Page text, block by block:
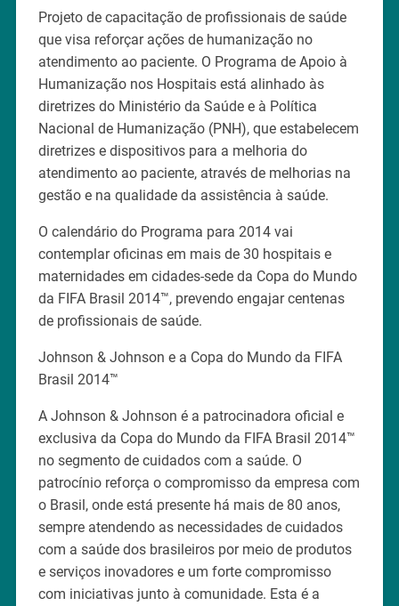
Projeto de capacitação de profissionais de saúde
que visa reforçar ações de humanização no
atendimento ao paciente. O Programa de Apoio à
Humanização nos Hospitais está alinhado às
diretrizes do Ministério da Saúde e à Política
Nacional de Humanização (PNH), que estabelecem
diretrizes e dispositivos para a melhoria do
atendimento ao paciente, através de melhorias na
gestão e na qualidade da assistência à saúde.
O calendário do Programa para 2014 vai
contemplar oficinas em mais de 30 hospitais e
maternidades em cidades-sede da Copa do Mundo
da FIFA Brasil 2014™, prevendo engajar centenas
de profissionais de saúde.
Johnson & Johnson e a Copa do Mundo da FIFA
Brasil 2014™
A Johnson & Johnson é a patrocinadora oficial e
exclusiva da Copa do Mundo da FIFA Brasil 2014™
no segmento de cuidados com a saúde. O
patrocínio reforça o compromisso da empresa com
o Brasil, onde está presente há mais de 80 anos,
sempre atendendo as necessidades de cuidados
com a saúde dos brasileiros por meio de produtos
e serviços inovadores e um forte compromisso
com iniciativas junto à comunidade. Esta é a